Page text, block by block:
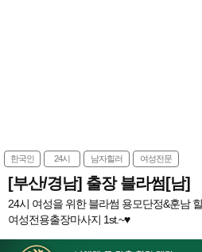
한국인 24시 남자힐러 여성전문
[부산/경남] 출장 블라썸[남]
24시 여성을 위한 블라썸 용모단정&훈남
여성전용출장마사지 1st.~♥